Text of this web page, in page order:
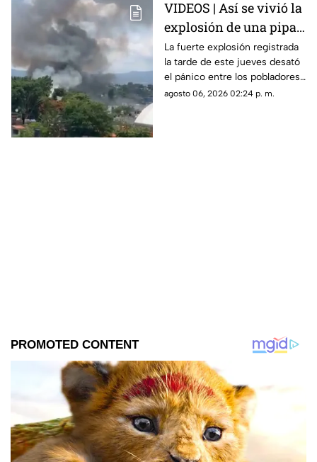
VIDEOS | Así se vivió la
explosión de una pipa
de gas en la colonia Las
Granjas, Cuernavaca
La fuerte explosión registrada
la tarde de este jueves desató
el pánico entre los pobladores
de la colonia Las Granjas.
agosto 06, 2026 02:24 p. m.